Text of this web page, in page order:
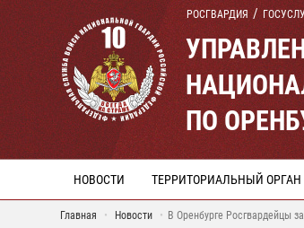
РОСГВАРДИЯ
ПО
НОВОСТИ ТЕРРИТОРИАЛЬНЫЙ ОРГАН
Главная Новости В Оренбурге Росгвардейцы